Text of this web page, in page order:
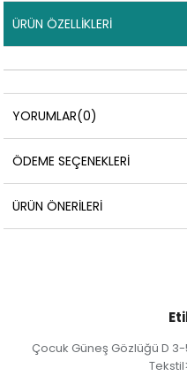
ÜRÜN ÖZELLIKLERI
YORUMLAR(0)
ÖDEME SEÇENEKLERI
ÜRÜN ÖNERILERI
Çocuk Güneş Gözlüğü D 3-